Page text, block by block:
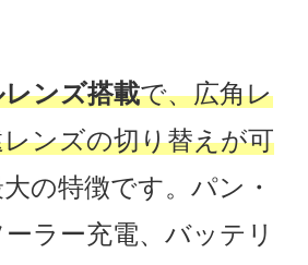
ンズ搭載で、広角レ
ンズの切り替えが可
の特徴です。パン・
ラー充電、バッテリ